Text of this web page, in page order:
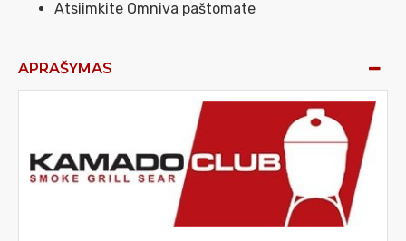
Atsiimkite Omniva paštomate
APRAŠYMAS